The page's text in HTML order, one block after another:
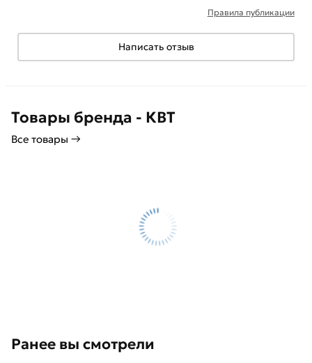
Правила публикации
Написать отзыв
Товары бренда - КВТ
Все товары →
Ранее вы смотрели